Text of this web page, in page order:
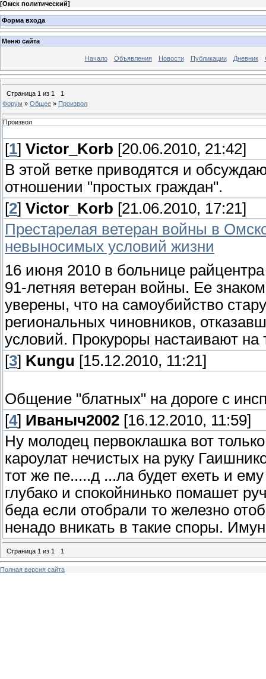
[Омск политический]
Форма входа
Меню сайта
Начало Объявления Новости Публикации Дневник
Страница 1 из 1
1
Форум » Общее » Произвол
Произвол
[1] Victor_Korb [20.06.2010, 21:42]
В этой ветке приводятся и
отношении "простых граждан".
[2] Victor_Korb [21.06.2010, 17:21]
Престарелая ветеран войны в
невыносимых условий жизни
16 июня 2010 в больнице
91-летняя ветеран войны. Ее
уверены, что на самоубийство
региональных чиновников,
условий. Прокуроры настаивают на
[3] Kungu [15.12.2010, 11:21]
Общение "блатных" на дороге с
[4] Иваныч2002 [16.12.2010, 11:59]
Ну молодец первоклашка вот
кароулат нечистых на руку
тот же пе.....д ...ла будет ехеть и
глубако и спокойнинько помашет
беда если отобрали то железно
ненадо вникать в такие споры.
Страница 1 из 1 1
Полная версия сайта